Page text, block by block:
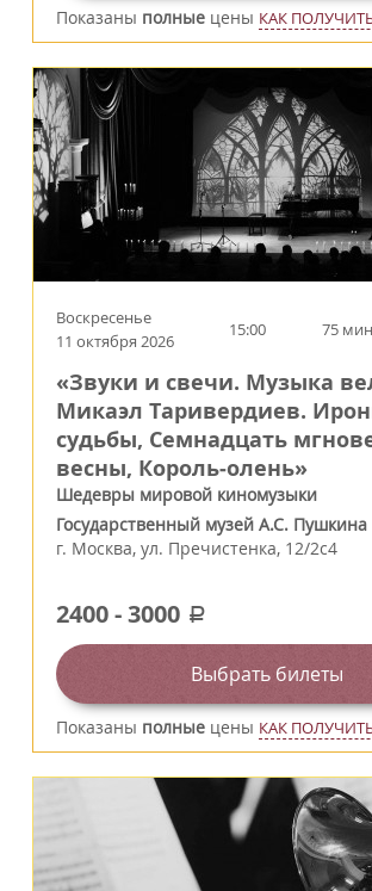
Показаны полные цены КАК
Воскресенье
11 октября 2026
15:00 75
«Звуки и свечи. Музыка
Микаэл Таривердиев.
судьбы, Семнадцать
весны, Король‑олень»
Шедевры мировой киномузыки
Государственный музей А.С. Пушкина
г. Москва, ул. Пречистенка, 12/2c4
2400-3000 a
Выбрать билеты
Показаны полные цены КАК